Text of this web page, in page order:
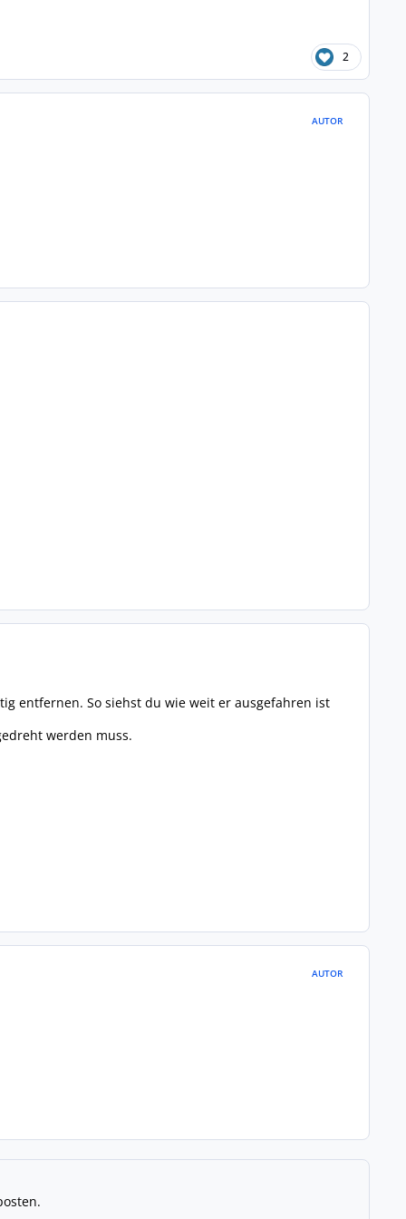
2
AUTOR
entfernen. So siehst du wie weit er ausgefahren ist
werden muss.
AUTOR